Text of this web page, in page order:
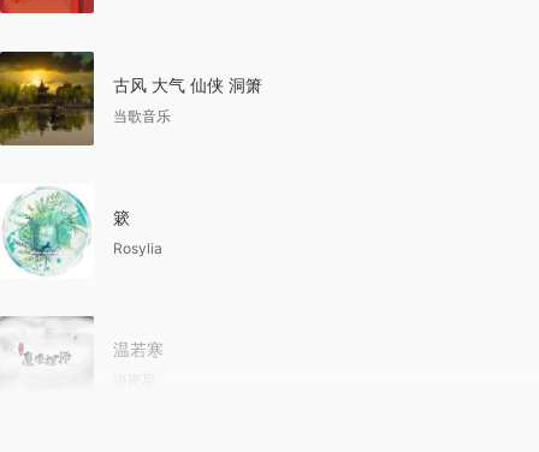
古风 大气 仙侠 洞箫
当歌音乐
簌
Rosylia
温若寒